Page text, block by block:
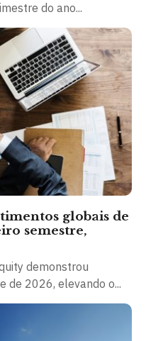
do ano...
globais de
semestre,
demonstrou
de 2026, elevando o...